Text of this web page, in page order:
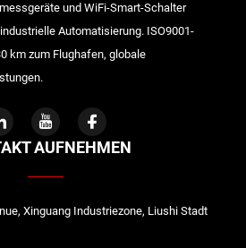
und WiFi-Smart-Schalter
Automatisierung. ISO9001-
km zum Flughafen, globale
AUFNEHMEN
Xinguang Industriezone, Liushi Stadt